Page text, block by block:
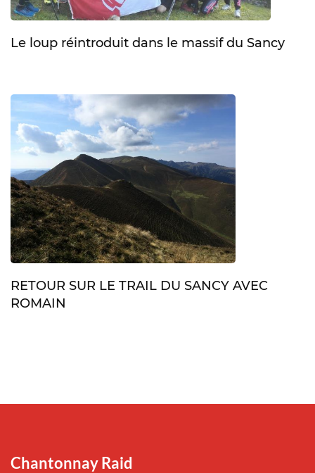
Le loup réintroduit dans le massif du Sancy
RETOUR SUR LE TRAIL DU SANCY AVEC
ROMAIN
Chantonnay Raid